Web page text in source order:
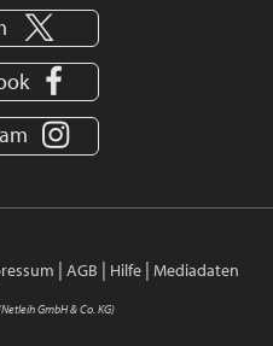
| AGB | Hilfe| Mediadaten
GmbH & Co. KG)